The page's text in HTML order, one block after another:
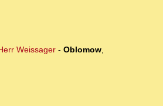
Weissager- Oblomow,